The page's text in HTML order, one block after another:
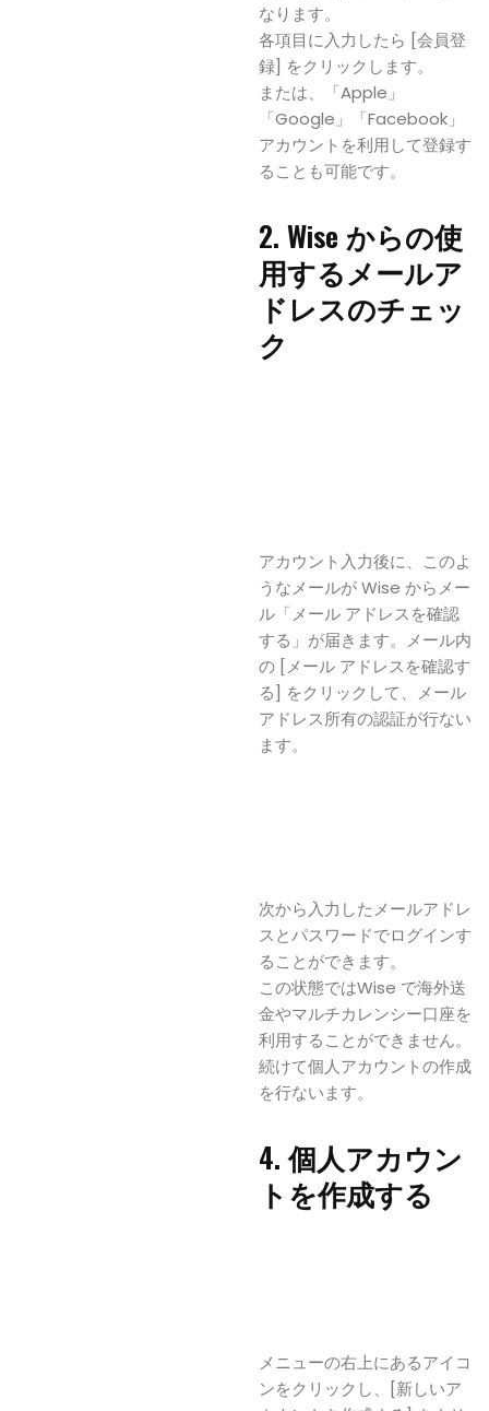
なります。
各項目に入力したら [会員登
録] をクリックします。
または、「Apple」
「Google」「Facebook」
アカウントを利用して登録す
ることも可能です。
2. Wise からの使
用するメールア
ドレスのチェッ
ク
アカウント入力後に、このよ
うなメールが Wise からメー
ル「メール アドレスを確認
する」が届きます。メール内
の [メール アドレスを確認す
る] をクリックして、メール
アドレス所有の認証が行ない
ます。
次から入力したメールアドレ
スとパスワードでログインす
ることができます。
この状態ではWise で海外送
金やマルチカレンシー口座を
利用することができません。
続けて個人アカウントの作成
を行ないます。
4. 個人アカウン
トを作成する
メニューの右上にあるアイコ
ンをクリックし、[新しいア